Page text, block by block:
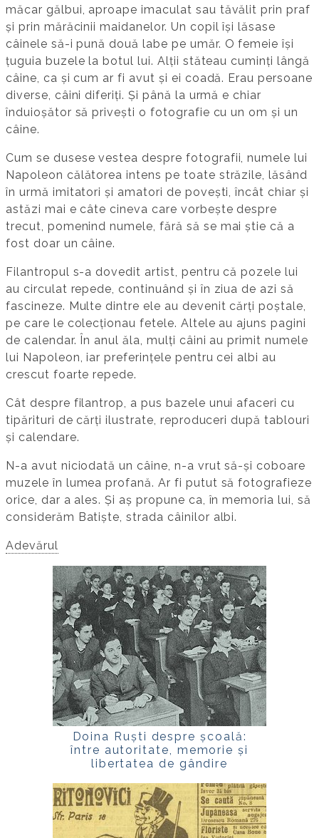
măcar gălbui, aproape imaculat sau tăvălit prin praf
și prin mărăcinii maidanelor. Un copil își lăsase
câinele să-i pună două labe pe umăr. O femeie își
țuguia buzele la botul lui. Alții stăteau cuminți lângă
câine, ca și cum ar fi avut și ei coadă. Erau persoane
diverse, câini diferiți. Și până la urmă e chiar
înduioșător să privești o fotografie cu un om și un
câine.
Cum se dusese vestea despre fotografii, numele lui
Napoleon călătorea intens pe toate străzile, lăsând
în urmă imitatori și amatori de povești, încât chiar și
astăzi mai e câte cineva care vorbește despre
trecut, pomenind numele, fără să se mai știe că a
fost doar un câine.
Filantropul s-a dovedit artist, pentru că pozele lui
au circulat repede, continuând și în ziua de azi să
fascineze. Multe dintre ele au devenit cărți poștale,
pe care le colecționau fetele. Altele au ajuns pagini
de calendar. În anul ăla, mulți câini au primit numele
lui Napoleon, iar preferințele pentru cei albi au
crescut foarte repede.
Cât despre filantrop, a pus bazele unui afaceri cu
tipărituri de cărți ilustrate, reproduceri după tablouri
și calendare.
N-a avut niciodată un câine, n-a vrut să-și coboare
muzele în lumea profană. Ar fi putut să fotografieze
orice, dar a ales. Și aș propune ca, în memoria lui, să
considerăm Batiște, strada câinilor albi.
Adevărul
Doina Ruști despre școală:
între autoritate, memorie și
libertatea de gândire